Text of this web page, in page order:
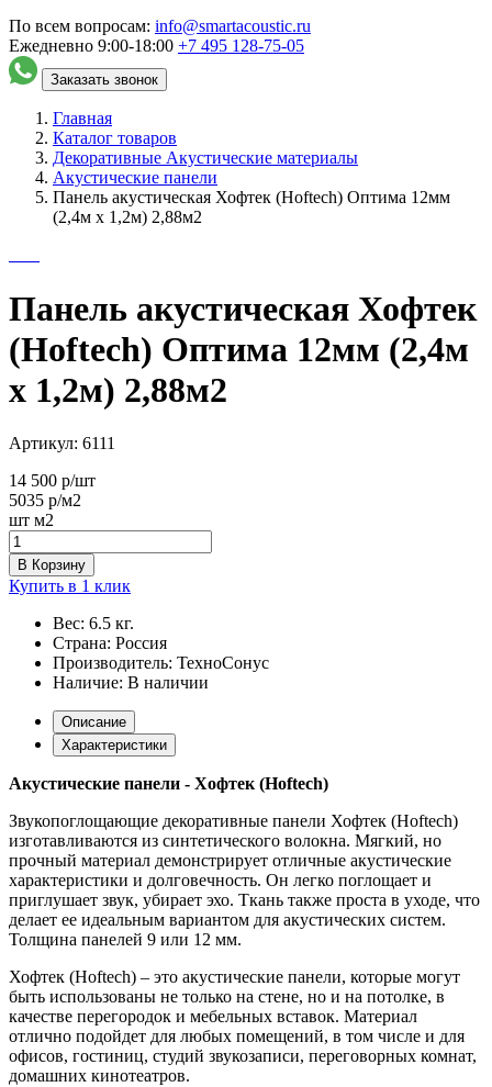
По всем вопросам: info@smartacoustic.ru
Ежедневно 9:00-18:00 +7 495 128-75-05
Заказать звонок
Главная
Каталог товаров
Декоративные Акустические материалы
Акустические панели
Панель акустическая Хофтек (Hoftech) Оптима 12мм
(2,4м х 1,2м) 2,88м2
Панель акустическая Хофтек
(Hoftech) Оптима 12мм (2,4м
х 1,2м) 2,88м2
Артикул: 6111
14 500 р/шт
5035 р/м2
шт м2
В Корзину
Купить в 1 клик
Вес: 6.5 кг.
Страна: Россия
Производитель: ТехноСонус
Наличие: В наличии
Описание
Характеристики
Акустические панели - Хофтек (Hoftech)
Звукопоглощающие декоративные панели Хофтек (Hoftech)
изготавливаются из синтетического волокна. Мягкий, но
прочный материал демонстрирует отличные акустические
характеристики и долговечность. Он легко поглощает и
приглушает звук, убирает эхо. Ткань также проста в уходе, что
делает ее идеальным вариантом для акустических систем.
Толщина панелей 9 или 12 мм.
Хофтек (Hoftech) – это акустические панели, которые могут
быть использованы не только на стене, но и на потолке, в
качестве перегородок и мебельных вставок. Материал
отлично подойдет для любых помещений, в том числе и для
офисов, гостиниц, студий звукозаписи, переговорных комнат,
домашних кинотеатров.